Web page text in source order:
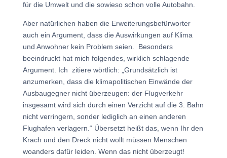
für die Umwelt und die sowieso schon volle Autobahn.
Aber natürlichen haben die Erweiterungsbefürworter
auch ein Argument, dass die Auswirkungen auf Klima
und Anwohner kein Problem seien. Besonders
beeindruckt hat mich folgendes, wirklich schlagende
Argument. Ich zitiere wörtlich: „Grundsätzlich ist
anzumerken, dass die klimapolitischen Einwände der
Ausbaugegner nicht überzeugen: der Flugverkehr
insgesamt wird sich durch einen Verzicht auf die 3. Bahn
nicht verringern, sonder lediglich an einen anderen
Flughafen verlagern.“ Übersetzt heißt das, wenn Ihr den
Krach und den Dreck nicht wollt müssen Menschen
woanders dafür leiden. Wenn das nicht überzeugt!